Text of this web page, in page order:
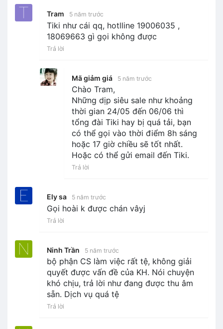
Tram 5 năm trước
Tiki như cái qq, hotlline 19006035 ,
18069663 gì gọi không được
Trả lời
Mã giảm giá 5 năm trước
Chào Tram,
Những dịp siêu sale như khoảng
thời gian 24/05 đến 06/06 thì
tổng đài Tiki hay bị quá tải, bạn
có thể gọi vào thời điểm 8h sáng
hoặc 17 giờ chiều sẽ tốt nhất.
Hoặc có thể gửi email đến Tiki.
Trả lời
Ely sa 5 năm trước
Gọi hoài k được chán vâyj
Trả lời
Ninh Trần 5 năm trước
bộ phận CS làm việc rất tệ, không giải
quyết được vấn đề của KH. Nói chuyện
khó chịu, trả lời như đang được thu âm
sẵn. Dịch vụ quá tệ
Trả lời